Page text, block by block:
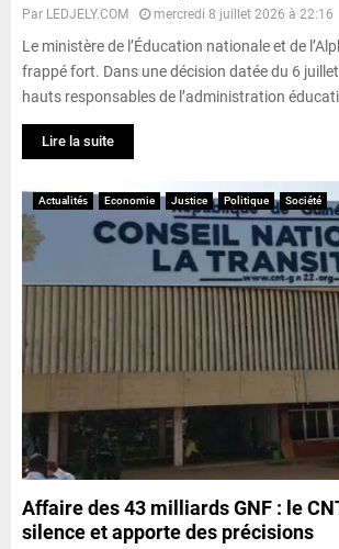
Par LEDJELY.COM mercredi 8 juillet 2026 à 22:16
Le ministère de l’Éducation nationale et de
frappé fort. Dans une décision datée du 6
hauts responsables de l’administration
Lire la suite
Actualités Economie Justice Politique Société
Affaire des 43 milliards GNF : le
silence et apporte des précisions